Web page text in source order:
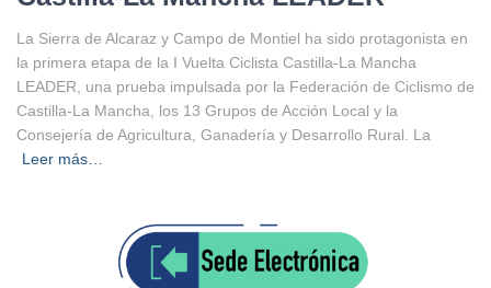
La Sierra de Alcaraz y Campo de Montiel ha sido protagonista en
la primera etapa de la I Vuelta Ciclista Castilla-La Mancha
LEADER, una prueba impulsada por la Federación de Ciclismo de
Castilla-La Mancha, los 13 Grupos de Acción Local y la
Consejería de Agricultura, Ganadería y Desarrollo Rural. La
Leer más…